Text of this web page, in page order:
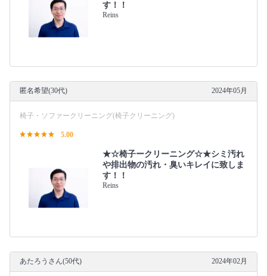
す！！
Reins
匿名希望(30代) 2024年05月
椅子・ソファークリーニング(椅子クリーニング)
5.00
★☆椅子ークリーニング☆★シミ汚れ
や排出物の汚れ・臭いキレイに致しま
す！！
Reins
あたろうさん(50代) 2024年02月